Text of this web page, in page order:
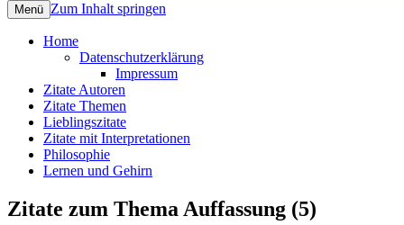
Menü Zum Inhalt springen
Home
Datenschutzerklärung
Impressum
Zitate Autoren
Zitate Themen
Lieblingszitate
Zitate mit Interpretationen
Philosophie
Lernen und Gehirn
Zitate zum Thema Auffassung (5)